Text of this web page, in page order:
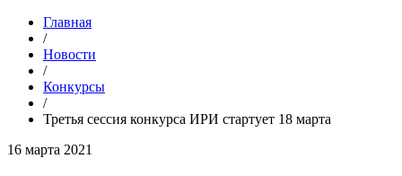
Главная
/
Новости
/
Конкурсы
/
Третья сессия конкурса ИРИ стартует 18 марта
16 марта 2021